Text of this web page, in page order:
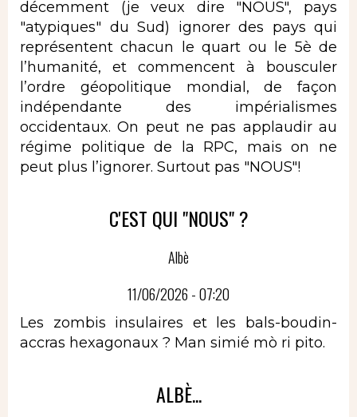
décemment (je veux dire "NOUS", pays
"atypiques" du Sud) ignorer des pays qui
représentent chacun le quart ou le 5è de
l’humanité, et commencent à bousculer
l’ordre géopolitique mondial, de façon
indépendante des impérialismes
occidentaux. On peut ne pas applaudir au
régime politique de la RPC, mais on ne
peut plus l’ignorer. Surtout pas "NOUS"!
C'EST QUI "NOUS" ?
Albè
11/06/2026 - 07:20
Les zombis insulaires et les bals-boudin-
accras hexagonaux ? Man simié mò ri pito.
ALBÈ...